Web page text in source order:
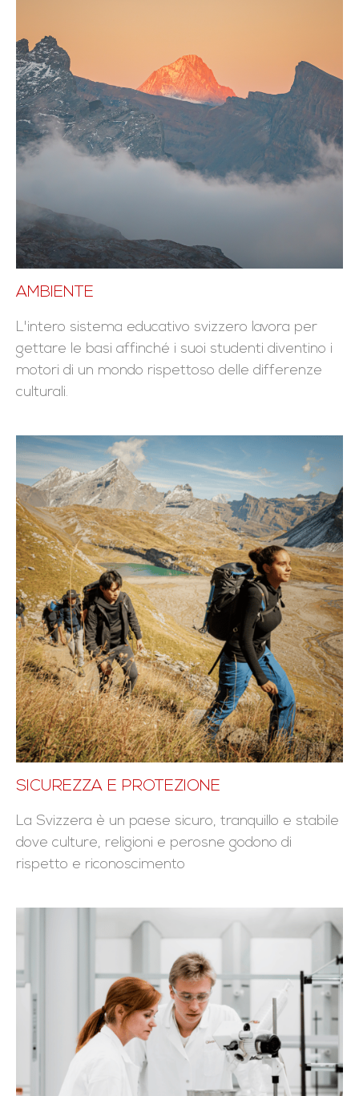
AMBIENTE
L'intero sistema educativo svizzero lavora per
gettare le basi affinché i suoi studenti diventino i
motori di un mondo rispettoso delle differenze
culturali.
SICUREZZA E PROTEZIONE
La Svizzera è un paese sicuro, tranquillo e stabile
dove culture, religioni e perosne godono di
rispetto e riconoscimento